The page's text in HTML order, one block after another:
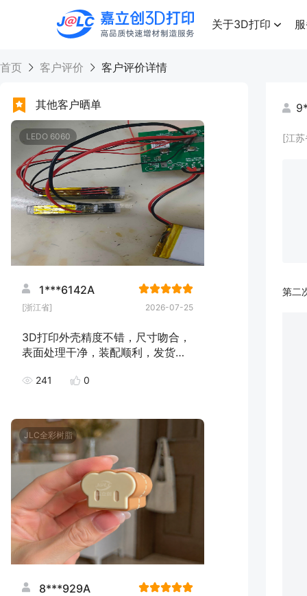
高品质快速增材制造服务
关于3D打印
首页 客户评价 客户评价详情
其他客户晒单
LEDO 6060
1***6142A
[浙江省] 2026-07-25
3D打印外壳精度不错，尺寸吻合，
表面处理干净，装配顺利，发货速
241 0
JLC全彩树脂
8***929A
[江
第二